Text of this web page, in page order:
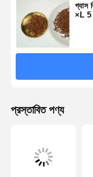
গ্যাস
×L 5
প্রস্তাবিত পণ্য